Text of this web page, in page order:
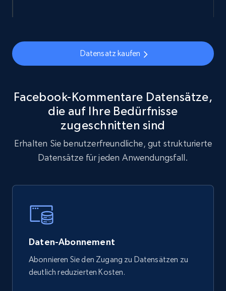
Datensatz kaufen
Facebook-Kommentare Datensätze,
die auf Ihre Bedürfnisse
zugeschnitten sind
Erhalten Sie benutzerfreundliche, gut strukturierte
Datensätze für jeden Anwendungsfall.
Daten-Abonnement
Abonnieren Sie den Zugang zu Datensätzen zu
deutlich reduzierten Kosten.